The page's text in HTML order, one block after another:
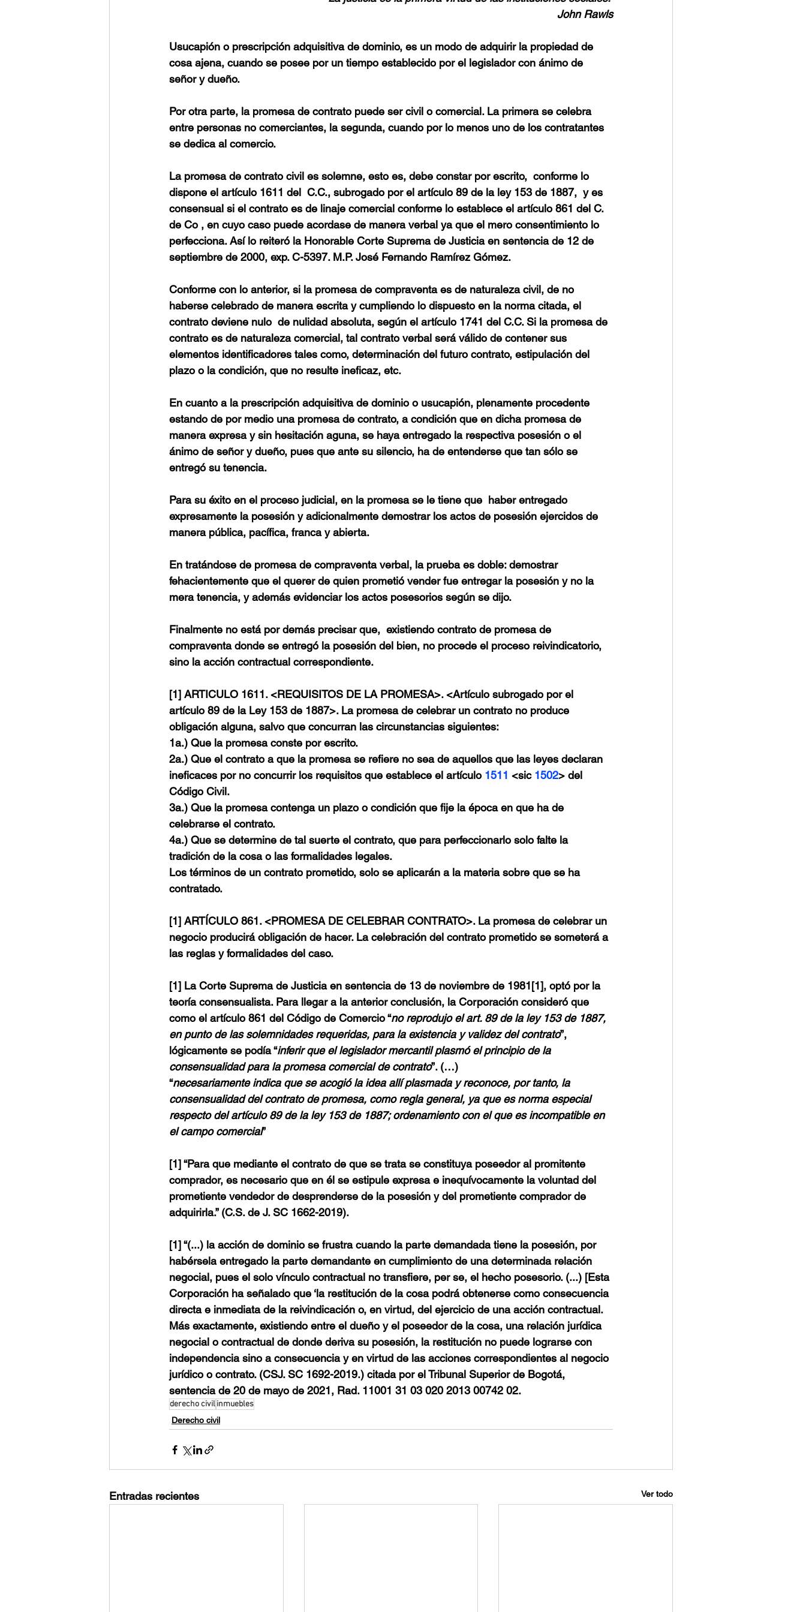
John Rawls
Usucapión o prescripción adquisitiva de dominio, es un modo de adquirir la propiedad de
cosa ajena, cuando se posee por un tiempo establecido por el legislador con ánimo de
señor y dueño.
Por otra parte, la promesa de contrato puede ser civil o comercial. La primera se celebra
entre personas no comerciantes, la segunda, cuando por lo menos uno de los contratantes
se dedica al comercio.
La promesa de contrato civil es solemne, esto es, debe constar por escrito,  conforme lo
dispone el artículo 1611 del  C.C., subrogado por el artículo 89 de la ley 153 de 1887,  y es
consensual si el contrato es de linaje comercial conforme lo establece el artículo 861 del C.
de Co , en cuyo caso puede acordase de manera verbal ya que el mero consentimiento lo
perfecciona. Así lo reiteró la Honorable Corte Suprema de Justicia en sentencia de 12 de
septiembre de 2000, exp. C-5397. M.P. José Fernando Ramírez Gómez.
Conforme con lo anterior, si la promesa de compraventa es de naturaleza civil, de no
haberse celebrado de manera escrita y cumpliendo lo dispuesto en la norma citada, el
contrato deviene nulo  de nulidad absoluta, según el artículo 1741 del C.C. Si la promesa de
contrato es de naturaleza comercial, tal contrato verbal será válido de contener sus
elementos identificadores tales como, determinación del futuro contrato, estipulación del
plazo o la condición, que no resulte ineficaz, etc.
En cuanto a la prescripción adquisitiva de dominio o usucapión, plenamente procedente
estando de por medio una promesa de contrato, a condición que en dicha promesa de
manera expresa y sin hesitación aguna, se haya entregado la respectiva posesión o el
ánimo de señor y dueño, pues que ante su silencio, ha de entenderse que tan sólo se
entregó su tenencia.
Para su éxito en el proceso judicial, en la promesa se le tiene que  haber entregado
expresamente la posesión y adicionalmente demostrar los actos de posesión ejercidos de
manera pública, pacífica, franca y abierta.
En tratándose de promesa de compraventa verbal, la prueba es doble: demostrar
fehacientemente que el querer de quien prometió vender fue entregar la posesión y no la
mera tenencia, y además evidenciar los actos posesorios según se dijo.
Finalmente no está por demás precisar que,  existiendo contrato de promesa de
compraventa donde se entregó la posesión del bien, no procede el proceso reivindicatorio,
sino la acción contractual correspondiente.
[1] ARTICULO 1611. <REQUISITOS DE LA PROMESA>. <Artículo subrogado por el
artículo 89 de la Ley 153 de 1887>. La promesa de celebrar un contrato no produce
obligación alguna, salvo que concurran las circunstancias siguientes:
1a.) Que la promesa conste por escrito.
2a.) Que el contrato a que la promesa se refiere no sea de aquellos que las leyes declaran
ineficaces por no concurrir los requisitos que establece el artículo 1511 <sic 1502> del
Código Civil.
3a.) Que la promesa contenga un plazo o condición que fije la época en que ha de
celebrarse el contrato.
4a.) Que se determine de tal suerte el contrato, que para perfeccionarlo solo falte la
tradición de la cosa o las formalidades legales.
Los términos de un contrato prometido, solo se aplicarán a la materia sobre que se ha
contratado.
[1] ARTÍCULO 861. <PROMESA DE CELEBRAR CONTRATO>. La promesa de celebrar un
negocio producirá obligación de hacer. La celebración del contrato prometido se someterá a
las reglas y formalidades del caso.
[1] La Corte Suprema de Justicia en sentencia de 13 de noviembre de 1981[1], optó por la
teoría consensualista. Para llegar a la anterior conclusión, la Corporación consideró que
como el artículo 861 del Código de Comercio “no reprodujo el art. 89 de la ley 153 de 1887,
en punto de las solemnidades requeridas, para la existencia y validez del contrato”,
lógicamente se podía “inferir que el legislador mercantil plasmó el principio de la
consensualidad para la promesa comercial de contrato”. (…)
“necesariamente indica que se acogió la idea allí plasmada y reconoce, por tanto, la
consensualidad del contrato de promesa, como regla general, ya que es norma especial
respecto del artículo 89 de la ley 153 de 1887; ordenamiento con el que es incompatible en
el campo comercial”
[1] “Para que mediante el contrato de que se trata se constituya poseedor al promitente
comprador, es necesario que en él se estipule expresa e inequívocamente la voluntad del
prometiente vendedor de desprenderse de la posesión y del prometiente comprador de
adquirirla.” (C.S. de J. SC 1662-2019).
[1] “(...) la acción de dominio se frustra cuando la parte demandada tiene la posesión, por
habérsela entregado la parte demandante en cumplimiento de una determinada relación
negocial, pues el solo vínculo contractual no transfiere, per se, el hecho posesorio. (...) [Esta
Corporación ha señalado que ‘la restitución de la cosa podrá obtenerse como consecuencia
directa e inmediata de la reivindicación o, en virtud, del ejercicio de una acción contractual.
Más exactamente, existiendo entre el dueño y el poseedor de la cosa, una relación jurídica
negocial o contractual de donde deriva su posesión, la restitución no puede lograrse con
independencia sino a consecuencia y en virtud de las acciones correspondientes al negocio
jurídico o contrato. (CSJ. SC 1692-2019.) citada por el Tribunal Superior de Bogotá,
sentencia de 20 de mayo de 2021, Rad. 11001 31 03 020 2013 00742 02.
derecho civilinmuebles
Derecho civil
Entradas recientes Ver todo